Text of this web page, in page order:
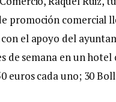
promoción comercial
con el apoyo del
de semana en un
euros cada uno; 30